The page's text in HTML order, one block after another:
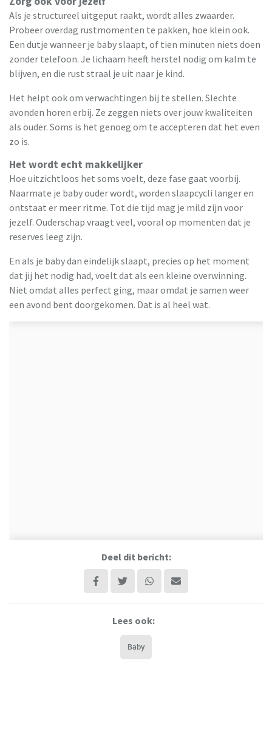
Als je structureel uitgeput raakt, wordt alles zwaarder.
Probeer overdag rustmomenten te pakken, hoe klein ook.
Een dutje wanneer je baby slaapt, of tien minuten niets doen
zonder telefoon. Je lichaam heeft herstel nodig om kalm te
blijven, en die rust straal je uit naar je kind.
Het helpt ook om verwachtingen bij te stellen. Slechte
avonden horen erbij. Ze zeggen niets over jouw kwaliteiten
als ouder. Soms is het genoeg om te accepteren dat het even
zo is.
Het wordt echt makkelijker
Hoe uitzichtloos het soms voelt, deze fase gaat voorbij.
Naarmate je baby ouder wordt, worden slaapcycli langer en
ontstaat er meer ritme. Tot die tijd mag je mild zijn voor
jezelf. Ouderschap vraagt veel, vooral op momenten dat je
reserves leeg zijn.
En als je baby dan eindelijk slaapt, precies op het moment
dat jij het nodig had, voelt dat als een kleine overwinning.
Niet omdat alles perfect ging, maar omdat je samen weer
een avond bent doorgekomen. Dat is al heel wat.
Deel dit bericht:
Lees ook:
Baby